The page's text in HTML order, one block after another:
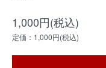
1,000円(税込)
定価：1,000円(税込)